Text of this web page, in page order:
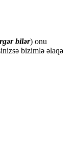
bilər) onu
bizimlə əlaqə